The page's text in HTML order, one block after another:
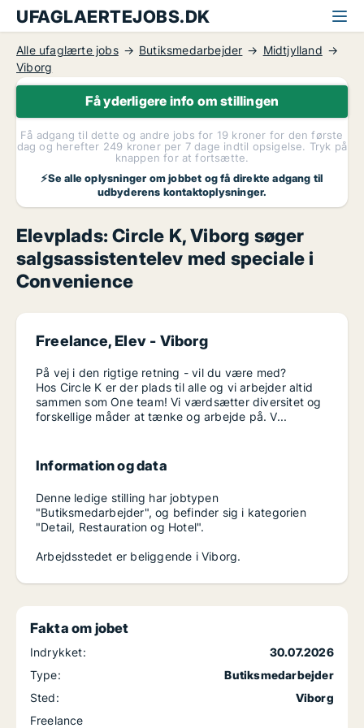
UFAGLAERTEJOBS.DK
Alle ufaglærte jobs Butiksmedarbejder
Midtjylland
Viborg
Få yderligere info om stillingen
Få adgang til dette og andre jobs for 19 kroner for den første
dag og herefter 249 kroner per 7 dage indtil opsigelse. Tryk på
knappen for at fortsætte.
⚡Se alle oplysninger om jobbet og få direkte adgang til
udbyderens kontaktoplysninger.
Elevplads: Circle K, Viborg søger
salgsassistentelev med speciale i
Convenience
Freelance, Elev - Viborg
På vej i den rigtige retning - vil du være med?
Hos Circle K er der plads til alle og vi arbejder altid
sammen som One team! Vi værdsætter diversitet og
forskellige måder at tænke og arbejde på. V...
Information og data
Denne ledige stilling har jobtypen
"Butiksmedarbejder", og befinder sig i kategorien
"Detail, Restauration og Hotel".
Arbejdsstedet er beliggende i Viborg.
Fakta om jobet
Indrykket:
30.07.2026
Type:
Butiksmedarbejder
Sted:
Viborg
Freelance